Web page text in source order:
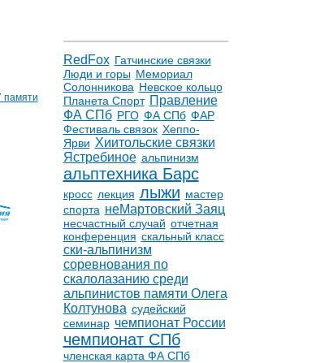
RedFox Гатчинские связки
Люди и горы Мемориал
Солонникова Невское кольцо
Планета Спорт Правление
ФА СПб РГО ФА СПб ФАР
Фестиваль связок Хеппо-
Ярви Хиитольские связки
Ястребиное альпинизм
альптехника Барс
кросс лекция лыжи мастер
спорта неМартовский Заяц
несчастный случай отчетная
конференция скальный класс
ски-альпинизм
соревнования по
скалолазанию среди
альпинистов памяти Олега
Колтунова судейский
семинар чемпионат России
чемпионат СПб
членская карта ФА СПб
памяти